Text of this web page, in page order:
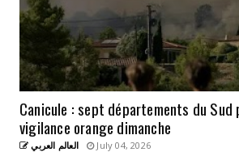
Canicule : sept départements du Sud
vigilance orange dimanche
العالم العربي July 04, 2026